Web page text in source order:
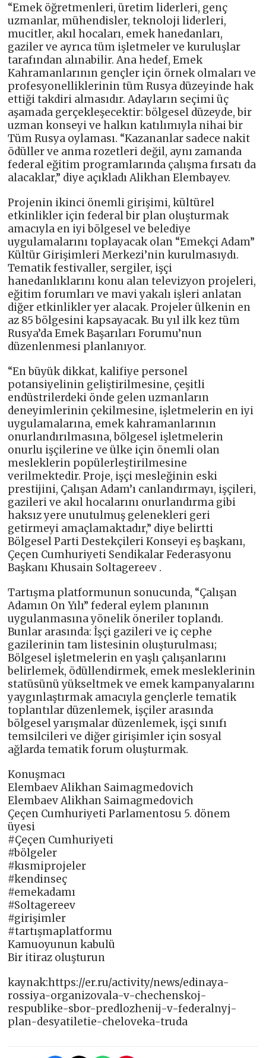
“Emek öğretmenleri, üretim liderleri, genç
uzmanlar, mühendisler, teknoloji liderleri,
mucitler, akıl hocaları, emek hanedanları,
gaziler ve ayrıca tüm işletmeler ve kuruluşlar
tarafından alınabilir. Ana hedef, Emek
Kahramanlarının gençler için örnek olmaları ve
profesyonelliklerinin tüm Rusya düzeyinde hak
ettiği takdiri almasıdır. Adayların seçimi üç
aşamada gerçekleşecektir: bölgesel düzeyde, bir
uzman konseyi ve halkın katılımıyla nihai bir
Tüm Rusya oylaması. “Kazananlar sadece nakit
ödüller ve anma rozetleri değil, aynı zamanda
federal eğitim programlarında çalışma fırsatı da
alacaklar,” diye açıkladı Alikhan Elembayev.
Projenin ikinci önemli girişimi, kültürel
etkinlikler için federal bir plan oluşturmak
amacıyla en iyi bölgesel ve belediye
uygulamalarını toplayacak olan “Emekçi Adam”
Kültür Girişimleri Merkezi’nin kurulmasıydı.
Tematik festivaller, sergiler, işçi
hanedanlıklarını konu alan televizyon projeleri,
eğitim forumları ve mavi yakalı işleri anlatan
diğer etkinlikler yer alacak. Projeler ülkenin en
az 85 bölgesini kapsayacak. Bu yıl ilk kez tüm
Rusya’da Emek Başarıları Forumu’nun
düzenlenmesi planlanıyor.
“En büyük dikkat, kalifiye personel
potansiyelinin geliştirilmesine, çeşitli
endüstrilerdeki önde gelen uzmanların
deneyimlerinin çekilmesine, işletmelerin en iyi
uygulamalarına, emek kahramanlarının
onurlandırılmasına, bölgesel işletmelerin
onurlu işçilerine ve ülke için önemli olan
mesleklerin popülerleştirilmesine
verilmektedir. Proje, işçi mesleğinin eski
prestijini, Çalışan Adam’ı canlandırmayı, işçileri,
gazileri ve akıl hocalarını onurlandırma gibi
haksız yere unutulmuş gelenekleri geri
getirmeyi amaçlamaktadır,” diye belirtti
Bölgesel Parti Destekçileri Konseyi eş başkanı,
Çeçen Cumhuriyeti Sendikalar Federasyonu
Başkanı Khusain Soltagereev .
Tartışma platformunun sonucunda, “Çalışan
Adamın On Yılı” federal eylem planının
uygulanmasına yönelik öneriler toplandı.
Bunlar arasında: İşçi gazileri ve iç cephe
gazilerinin tam listesinin oluşturulması;
Bölgesel işletmelerin en yaşlı çalışanlarını
belirlemek, ödüllendirmek, emek mesleklerinin
statüsünü yükseltmek ve emek kampanyalarını
yaygınlaştırmak amacıyla gençlerle tematik
toplantılar düzenlemek, işçiler arasında
bölgesel yarışmalar düzenlemek, işçi sınıfı
temsilcileri ve diğer girişimler için sosyal
ağlarda tematik forum oluşturmak.
Konuşmacı
Elembaev Alikhan Saimagmedovich
Elembaev Alikhan Saimagmedovich
Çeçen Cumhuriyeti Parlamentosu 5. dönem
üyesi
#Çeçen Cumhuriyeti
#bölgeler
#kısmiprojeler
#kendinseç
#emekadamı
#Soltagereev
#girişimler
#tartışmaplatformu
Kamuoyunun kabulü
Bir itiraz oluşturun
kaynak:https://er.ru/activity/news/edinaya-
rossiya-organizovala-v-chechenskoj-
respublike-sbor-predlozhenij-v-federalnyj-
plan-desyatiletie-cheloveka-truda